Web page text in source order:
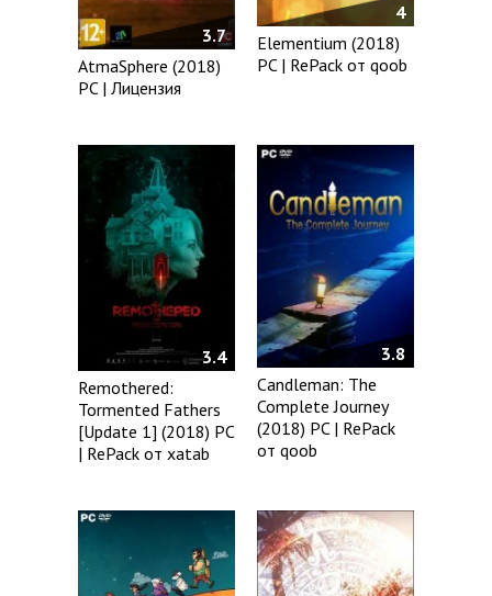
3.7
AtmaSphere (2018)
PC | Лицензия
4
Elementium (2018)
PC | RePack от qoob
3.4
Remothered:
Tormented Fathers
[Update 1] (2018) PC
| RePack от xatab
3.8
Candleman: The
Complete Journey
(2018) PC | RePack
от qoob